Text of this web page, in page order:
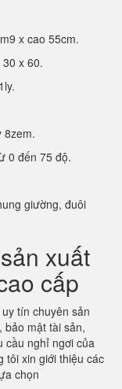
x cao 55cm.
x 60.
8zem.
0 đến 75 độ.
giường, đuôi
xuất
cấp
tín chuyên sản
bảo mật tài sản,
cầu nghỉ ngơi của
tôi xin giới thiệu các
chọn